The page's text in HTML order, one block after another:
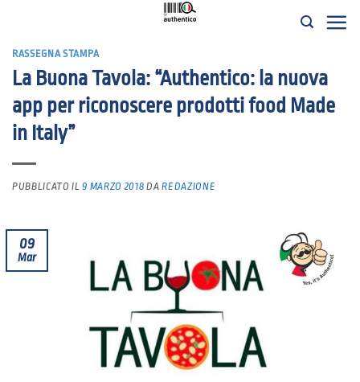
contenuti
RASSEGNA STAMPA
La Buona Tavola: “Authentico: la nuova
app per riconoscere prodotti food Made
in Italy”
PUBBLICATO IL9 MARZO 2018 DAREDAZIONE
09
Mar